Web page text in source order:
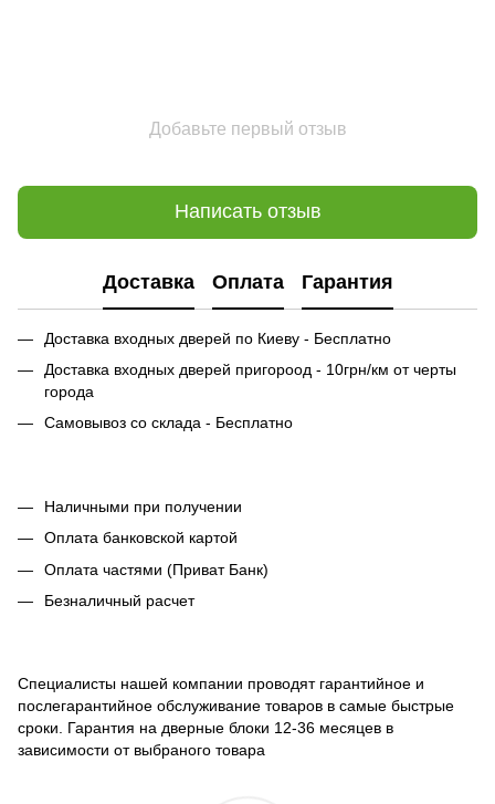
Добавьте первый отзыв
Написать отзыв
Доставка Оплата Гарантия
Доставка входных дверей по Киеву - Бесплатно
Доставка входных дверей пригороод - 10грн/км от черты
города
Самовывоз со склада - Бесплатно
Наличными при получении
Оплата банковской картой
Оплата частями (Приват Банк)
Безналичный расчет
Специалисты нашей компании проводят гарантийное и
послегарантийное обслуживание товаров в самые быстрые
сроки. Гарантия на дверные блоки 12-36 месяцев в
зависимости от выбраного товара